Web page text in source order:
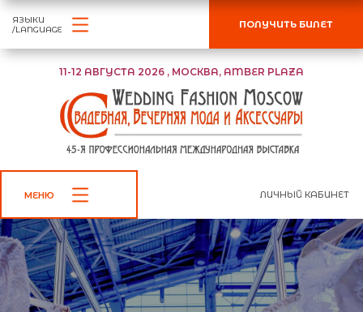
11-12 АВГУСТА 2026 , МОСКВА, AMBER PLAZA
ЛИЧНЫЙ КАБИНЕТ
ЯЗЫКИ
/LANGUAGE
ПОЛУЧИТЬ БИЛЕТ
МЕНЮ